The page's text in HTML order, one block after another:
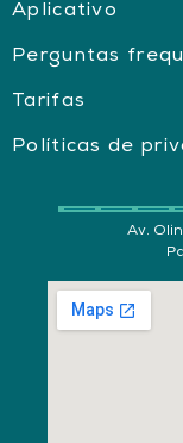
Aplicativo
Perguntas
Tarifas
Políticas de
Av.